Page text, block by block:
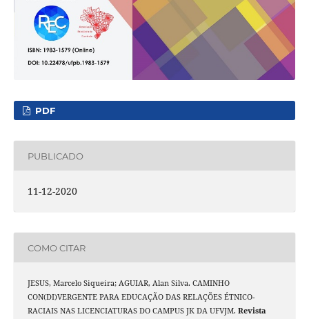
PDF
PUBLICADO
11-12-2020
COMO CITAR
JESUS, Marcelo Siqueira; AGUIAR, Alan Silva. CAMINHO
CON(DI)VERGENTE PARA EDUCAÇÃO DAS RELAÇÕES ÉTNICO-
RACIAIS NAS LICENCIATURAS DO CAMPUS JK DA UFVJM. Revista